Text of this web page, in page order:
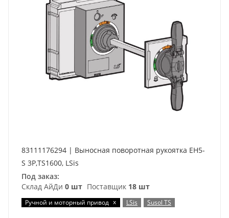
83111176294 | Выносная поворотная рукоятка EH5-
S 3P,TS1600, LSis
Под заказ:
Склад АйДи 0 шт Поставщик 18 шт
Ручной и моторный привод x LSis Susol TS